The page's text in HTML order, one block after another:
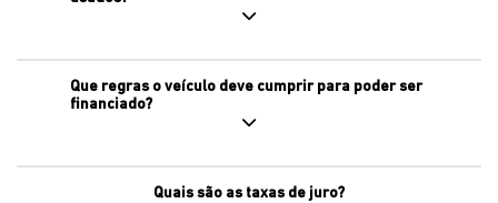
Que regras o veículo deve cumprir para poder ser
financiado?
Quais são as taxas de juro?